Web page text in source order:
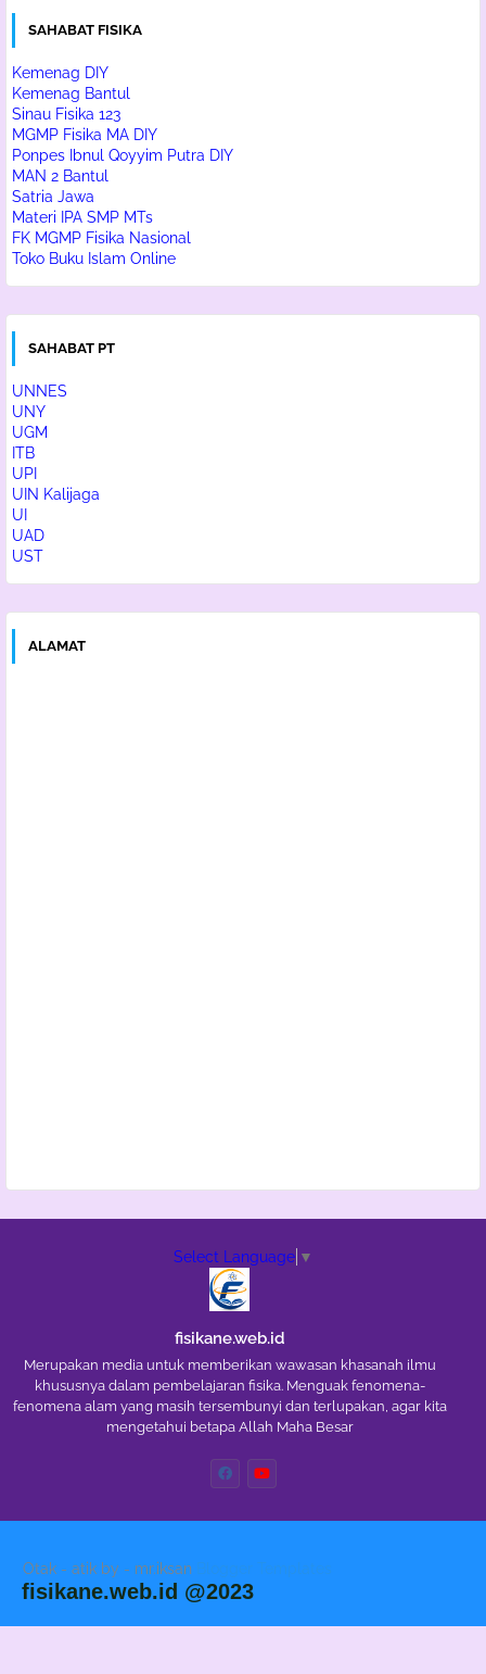
SAHABAT FISIKA
Kemenag DIY
Kemenag Bantul
Sinau Fisika 123
MGMP Fisika MA DIY
Ponpes Ibnul Qoyyim Putra DIY
MAN 2 Bantul
Satria Jawa
Materi IPA SMP MTs
FK MGMP Fisika Nasional
Toko Buku Islam Online
SAHABAT PT
UNNES
UNY
UGM
ITB
UPI
UIN Kalijaga
UI
UAD
UST
ALAMAT
Select Language ▼
fisikane.web.id
Merupakan media untuk memberikan wawasan khasanah ilmu
khususnya dalam pembelajaran fisika. Menguak fenomena-
fenomena alam yang masih tersembunyi dan terlupakan, agar kita
mengetahui betapa Allah Maha Besar
Otak - atik by - mr.iksan Blogger Templates
fisikane.web.id @2023